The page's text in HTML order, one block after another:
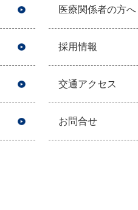
医療関係者の方へ
採用情報
交通アクセス
お問合せ